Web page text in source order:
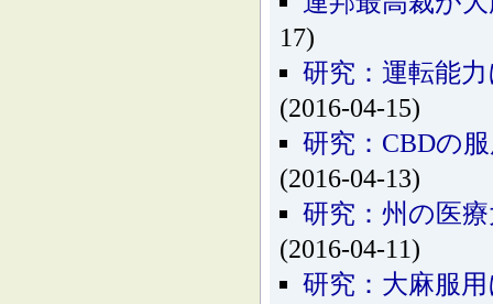
17)
研究：運転能
(2016-04-15)
研究：CBDの
(2016-04-13)
研究：州の医
(2016-04-11)
研究：大麻服